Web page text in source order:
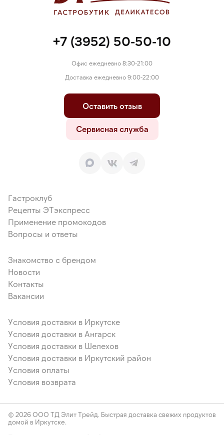
+7 (3952) 50-50-10
Офис ежедневно 8:30-21:00
Доставка ежедневно 9:00-22:00
Оставить отзыв
Сервисная служба
Гастроклуб
Рецепты ЭТэкспресс
Применение промокодов
Вопросы и ответы
Знакомство с брендом
Новости
Контакты
Вакансии
Условия доставки в Иркутске
Условия доставки в Ангарск
Условия доставки в Шелехов
Условия доставки в Иркутский район
Условия оплаты
Условия возврата
© 2026 ООО ТД Элит Трейд. Быстрая доставка свежих продуктов
домой в Иркутске.